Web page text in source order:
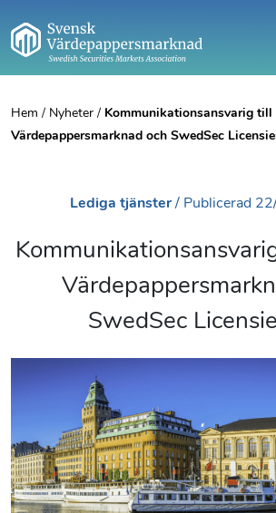
Hem / Nyheter / Kommunikationsansvarig till
Värdepappersmarknad och SwedSec
Lediga tjänster / Publicerad
SwedSec